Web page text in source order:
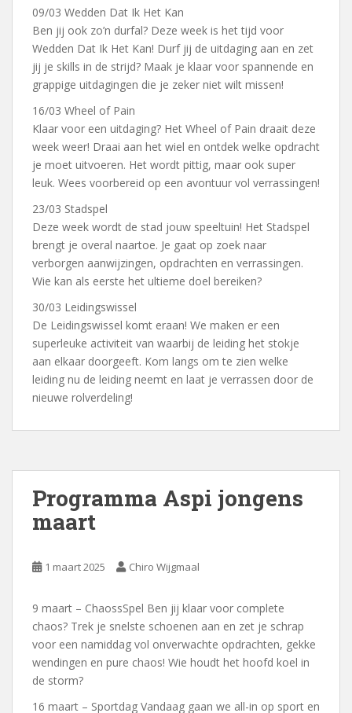
09/03 Wedden Dat Ik Het Kan
Ben jij ook zo’n durfal? Deze week is het tijd voor
Wedden Dat Ik Het Kan! Durf jij de uitdaging aan en zet
jij je skills in de strijd? Maak je klaar voor spannende en
grappige uitdagingen die je zeker niet wilt missen!
16/03 Wheel of Pain
Klaar voor een uitdaging? Het Wheel of Pain draait deze
week weer! Draai aan het wiel en ontdek welke opdracht
je moet uitvoeren. Het wordt pittig, maar ook super
leuk. Wees voorbereid op een avontuur vol verrassingen!
23/03 Stadspel
Deze week wordt de stad jouw speeltuin! Het Stadspel
brengt je overal naartoe. Je gaat op zoek naar
verborgen aanwijzingen, opdrachten en verrassingen.
Wie kan als eerste het ultieme doel bereiken?
30/03 Leidingswissel
De Leidingswissel komt eraan! We maken er een
superleuke activiteit van waarbij de leiding het stokje
aan elkaar doorgeeft. Kom langs om te zien welke
leiding nu de leiding neemt en laat je verrassen door de
nieuwe rolverdeling!
Programma Aspi jongens
maart
1 maart 2025 Chiro Wijgmaal
9 maart – ChaossSpel Ben jij klaar voor complete
chaos? Trek je snelste schoenen aan en zet je schrap
voor een namiddag vol onverwachte opdrachten, gekke
wendingen en pure chaos! Wie houdt het hoofd koel in
de storm?
16 maart – Sportdag Vandaag gaan we all-in op sport en